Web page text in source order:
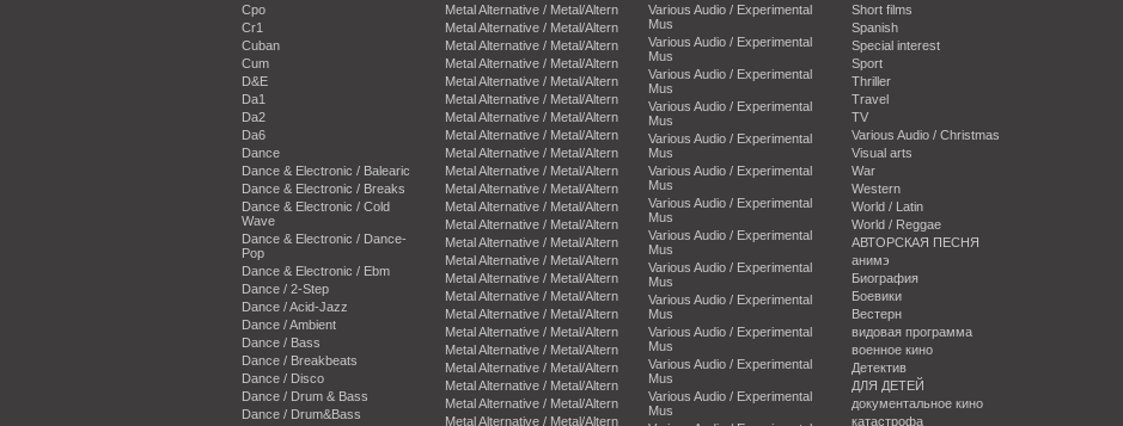
Cpo
Cr1
Cuban
Cum
D&E
Da1
Da2
Da6
Dance
Dance & Electronic / Balearic
Dance & Electronic / Breaks
Dance & Electronic / Cold
Wave
Dance & Electronic / Dance-
Pop
Dance & Electronic / Ebm
Dance / 2-Step
Dance / Acid-Jazz
Dance / Ambient
Dance / Bass
Dance / Breakbeats
Dance / Disco
Dance / Drum & Bass
Dance / Drum&Bass
Metal Alternative / Metal/Altern
Metal Alternative / Metal/Altern
Metal Alternative / Metal/Altern
Metal Alternative / Metal/Altern
Metal Alternative / Metal/Altern
Metal Alternative / Metal/Altern
Metal Alternative / Metal/Altern
Metal Alternative / Metal/Altern
Metal Alternative / Metal/Altern
Metal Alternative / Metal/Altern
Metal Alternative / Metal/Altern
Metal Alternative / Metal/Altern
Metal Alternative / Metal/Altern
Metal Alternative / Metal/Altern
Metal Alternative / Metal/Altern
Metal Alternative / Metal/Altern
Metal Alternative / Metal/Altern
Metal Alternative / Metal/Altern
Metal Alternative / Metal/Altern
Metal Alternative / Metal/Altern
Metal Alternative / Metal/Altern
Metal Alternative / Metal/Altern
Metal Alternative / Metal/Altern
Metal Alternative / Metal/Altern
Various Audio / Experimental
Mus
Various Audio / Experimental
Mus
Various Audio / Experimental
Mus
Various Audio / Experimental
Mus
Various Audio / Experimental
Mus
Various Audio / Experimental
Mus
Various Audio / Experimental
Mus
Various Audio / Experimental
Mus
Various Audio / Experimental
Mus
Various Audio / Experimental
Mus
Various Audio / Experimental
Mus
Various Audio / Experimental
Mus
Various Audio / Experimental
Mus
Short films
Spanish
Special interest
Sport
Thriller
Travel
TV
Various Audio / Christmas
Visual arts
War
Western
World / Latin
World / Reggae
АВТОРСКАЯ ПЕСНЯ
анимэ
Биография
Боевики
Вестерн
видовая программа
военное кино
Детектив
ДЛЯ ДЕТЕЙ
документальное кино
катастрофа